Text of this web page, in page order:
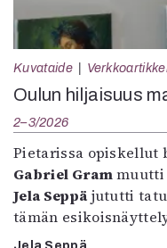
Kuvataide
Oulun hiljaisuus
2–3/2026
Pietarissa
Gabriel Grammuutti
Jela Seppä jututti
tämän